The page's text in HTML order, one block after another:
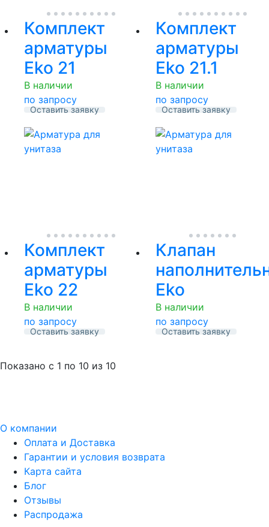
Комплект
арматуры
Eko 21
В наличии
по запросу
Оставить заявку
Комплект
арматуры
Eko 21.1
В наличии
по запросу
Оставить заявку
Комплект
арматуры
Eko 22
В наличии
по запросу
Оставить заявку
Клапан
Eko
В наличии
по запросу
Оставить заявку
Показано с 1 по 10 из 10
О компании
Оплата и Доставка
Гарантии и условия возврата
Карта сайта
Блог
Отзывы
Распродажа